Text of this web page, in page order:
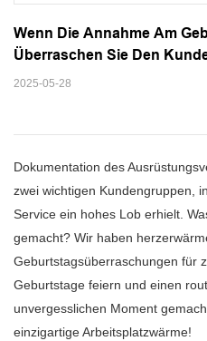
Wenn Die Annahme Am
Überraschen Sie Den
2025-05-28
Dokumentation des
zwei wichtigen Kundengruppen,
Service ein hohes Lob erhielt.
gemacht? Wir haben
Geburtstagsüberraschungen für
Geburtstage feiern und einen
unvergesslichen Moment
einzigartige Arbeitsplatzwärme!